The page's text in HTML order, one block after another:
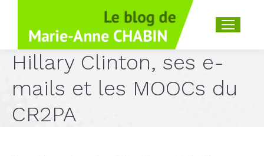
Recherche
Hillary Clinton, ses e-
mails et les MOOCs du
CR2PA